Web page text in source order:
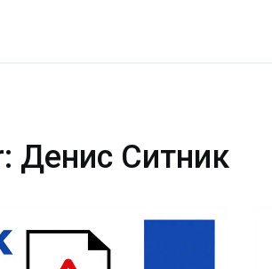
Денис Ситник